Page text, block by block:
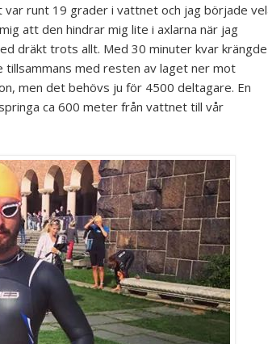
runt 19 grader i vattnet och jag började
att den hindrar mig lite i axlarna när jag
dräkt trots allt. Med 30 minuter kvar krängde
tillsammans med resten av laget ner mot
men det behövs ju för 4500 deltagare. En
ca 600 meter från vattnet till vår